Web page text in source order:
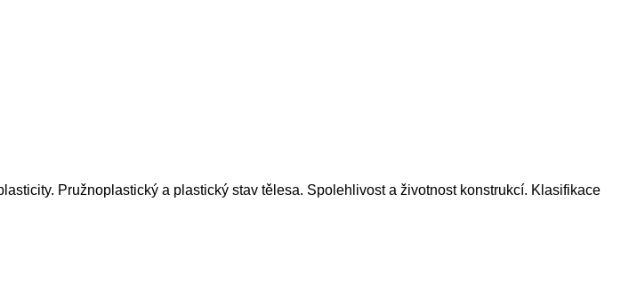
Pružnoplastický a plastický stav tělesa. Spolehlivost a životnost konstrukcí. Klasifikace